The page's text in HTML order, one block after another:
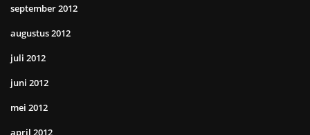
september 2012
augustus 2012
juli 2012
juni 2012
mei 2012
april 2012